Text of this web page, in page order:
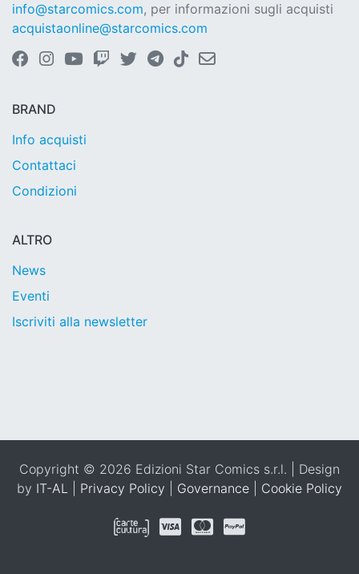
info@starcomics.com, per informazioni sugli acquisti
acquistaonline@starcomics.com
BRAND
Info acquisti
Contattaci
Condizioni
ALTRO
News
Eventi
Iscriviti alla newsletter
Copyright © 2026 Edizioni Star Comics s.r.l. | Design
by IT-AL Privacy Policy Governance Cookie Policy